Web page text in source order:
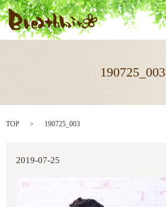
190725_003
TOP 190725_003
2019-07-25